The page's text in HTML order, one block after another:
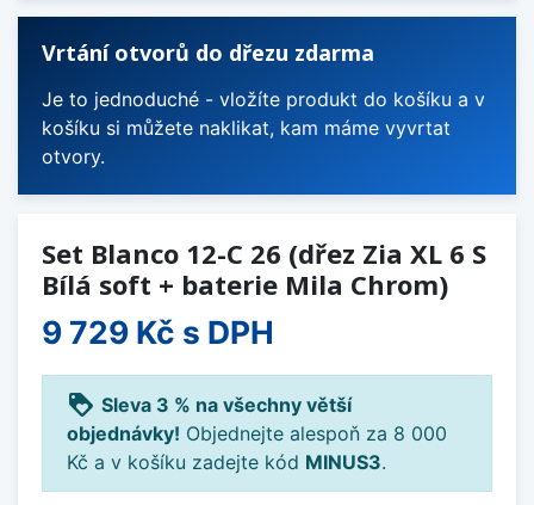
Vrtání otvorů do dřezu zdarma
Je to jednoduché - vložíte produkt do košíku a v
košíku si můžete naklikat, kam máme vyvrtat
otvory.
Set Blanco 12-C 26 (dřez Zia XL 6 S
Bílá soft + baterie Mila Chrom)
9 729 Kč s DPH
loyalty Sleva 3 % na všechny větší
objednávky! Objednejte alespoň za 8 000
Kč a v košíku zadejte kód MINUS3.